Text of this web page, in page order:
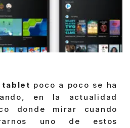
tablet poco a poco se ha
en la actualidad
donde mirar cuando
uno de estos